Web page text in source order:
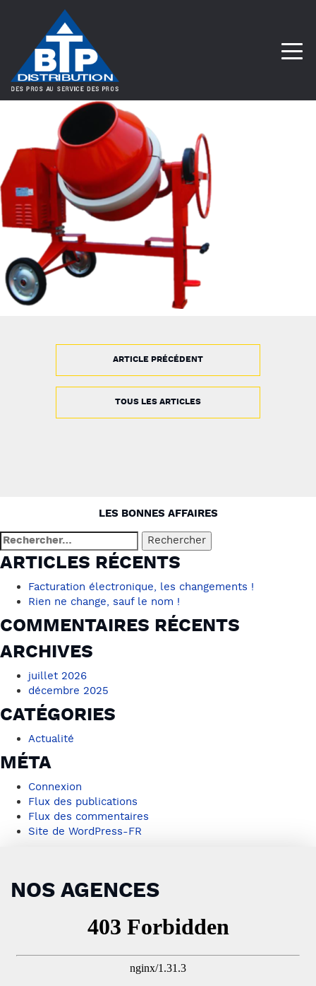
ARTICLE PRÉCÉDENT
TOUS LES ARTICLES
NAVIGATION
DE
L’ARTICLE
LES BONNES AFFAIRES
Rechercher :
ARTICLES RÉCENTS
Facturation électronique, les changements !
Rien ne change, sauf le nom !
COMMENTAIRES RÉCENTS
ARCHIVES
juillet 2026
décembre 2025
CATÉGORIES
Actualité
MÉTA
Connexion
Flux des publications
Flux des commentaires
Site de WordPress-FR
NOS AGENCES